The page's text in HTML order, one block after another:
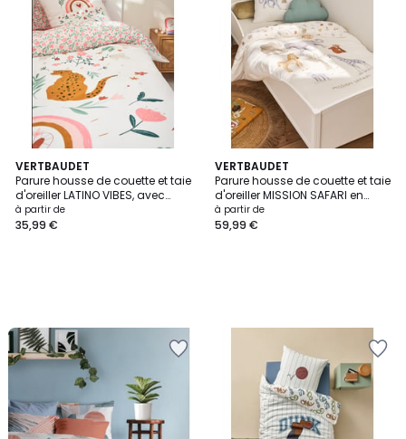
VERTBAUDET
Parure housse de couette et taie
d'oreiller LATINO VIBES, avec
coton recyclé
à partir de
35,99 €
VERTBAUDET
Parure housse de couette et taie
d'oreiller MISSION SAFARI en
gaze de coton, avec coton
recyclé
à partir de
59,99 €